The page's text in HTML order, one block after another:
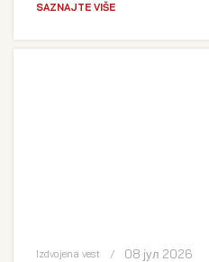
SAZNAJTE VIŠE
Izdvojena vest 08 јул 2026